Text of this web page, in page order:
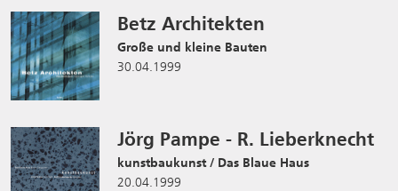
Betz Architekten
Große und kleine Bauten
30.04.1999
Jörg Pampe - R. Lieberknecht
kunstbaukunst / Das Blaue Haus
20.04.1999